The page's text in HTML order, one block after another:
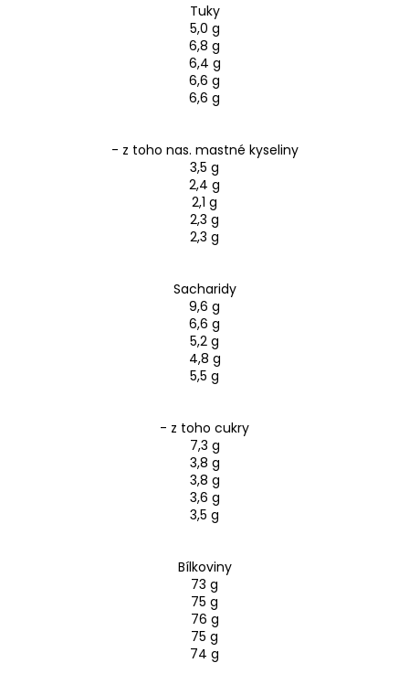
Tuky
5,0 g
6,8 g
6,4 g
6,6 g
6,6 g
- z toho nas. mastné kyseliny
3,5 g
2,4 g
2,1 g
2,3 g
2,3 g
Sacharidy
9,6 g
6,6 g
5,2 g
4,8 g
5,5 g
- z toho cukry
7,3 g
3,8 g
3,8 g
3,6 g
3,5 g
Bílkoviny
73 g
75 g
76 g
75 g
74 g